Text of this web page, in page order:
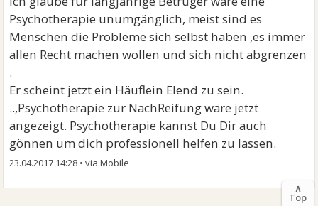
Psychotherapie unumgänglich, meist sind es
Menschen die Probleme sich selbst haben ,es immer
allen Recht machen wollen und sich nicht abgrenzen
.
Er scheint jetzt ein Häuflein Elend zu sein.
..,Psychotherapie zur NachReifung wäre jetzt
angezeigt. Psychotherapie kannst Du Dir auch
gönnen um dich professionell helfen zu lassen.
23.04.2017 14:28 •
∧
Top